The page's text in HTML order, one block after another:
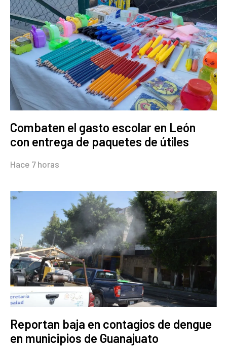
Combaten el gasto escolar en León
con entrega de paquetes de útiles
Hace 7 horas
Reportan baja en contagios de dengue
en municipios de Guanajuato